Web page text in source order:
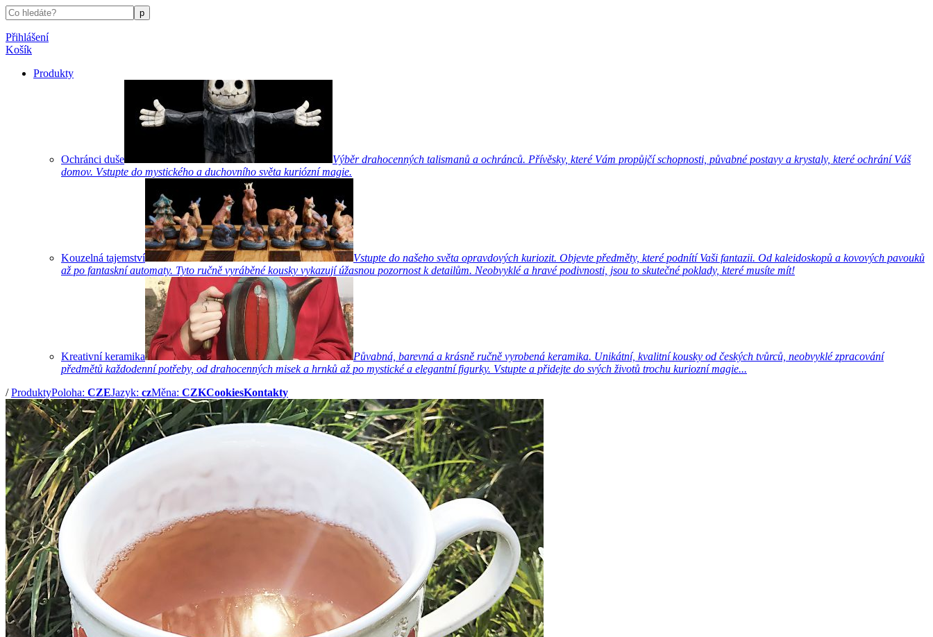
Přihlášení
Košík
Produkty
Ochránci duše
Výběr drahocenných talismanů a ochránců. Přívěsky, které Vám propůjčí schopnosti, půvabné postavy a krystaly, které ochrání Váš
domov. Vstupte do mystického a duchovního světa kuriózní magie.
Kouzelná tajemství
Vstupte do našeho světa opravdových kuriozit. Objevte předměty, které podnítí Vaši fantazii. Od kaleidoskopů a kovových pavouků
až po fantaskní automaty. Tyto ručně vyráběné kousky vykazují úžasnou pozornost k detailům. Neobvyklé a hravé podivnosti, jsou to skutečné poklady, které musíte mít!
Kreativní keramika
Půvabná, barevná a krásně ručně vyrobená keramika. Unikátní, kvalitní kousky od českých tvůrců, neobvyklé zpracování
předmětů každodenní potřeby, od drahocenných misek a hrnků až po mystické a elegantní figurky. Vstupte a přidejte do svých životů trochu kuriozní magie...
/ProduktyPoloha: CZEJazyk: czMěna: CZKCookiesKontakty